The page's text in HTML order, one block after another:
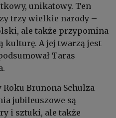
unikatowy. Ten
trzy wielkie narody –
ale także przypomina
kulturę. A jej twarzą jest
Taras
Brunona Schulza
jubileuszowe są
i sztuki, ale także